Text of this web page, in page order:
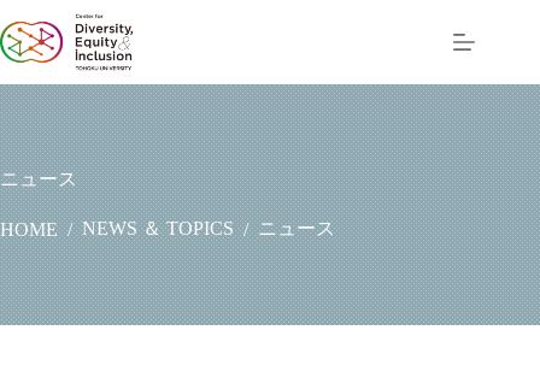
ン
テ
ン
ツ
へ
ス
キ
ッ
プ
ニュース
HOME / NEWS ＆ TOPICS / ニュース